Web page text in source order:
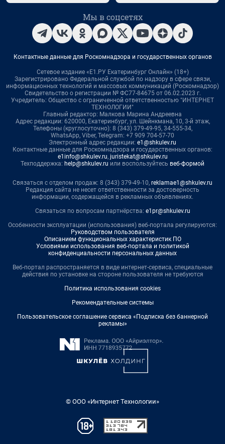
Мы в соцсетях
Контактные данные для Роскомнадзора и государственных органов
Сетевое издание «Е1.РУ Екатеринбург Онлайн» (18+)
Зарегистрировано Федеральной службой по надзору в сфере связи,
информационных технологий и массовых коммуникаций (Роскомнадзор)
Свидетельство о регистрации № ФС77-84675 от 06.02.2023 г.
Учредитель: Общество с ограниченной ответственностью "ИНТЕРНЕТ
ТЕХНОЛОГИИ"
Главный редактор: Малкова Марина Андреевна
Адрес редакции: 620000, Екатеринбург, ул. Шейнкмана, 10, 3-й этаж,
Телефоны (круглосуточно): 8 (343) 379-49-95, 34-555-34,
WhatsApp, Viber, Telegram: +7 909 704-57-70
Электронный адрес редакции: e1@shkulev.ru
Контактные данные для Роскомнадзора и государственных органов:
e1info@shkulev.ru, juristekat@shkulev.ru
Техподдержка: help@shkulev.ru или воспользуйтесь веб-формой
Связаться с отделом продаж: 8 (343) 379-49-10, reklamae1@shkulev.ru
Редакция сайта не несет ответственности за достоверность
информации, содержащейся в рекламных объявлениях.
Связаться по вопросам партнёрства: e1pr@shkulev.ru
Особенности эксплуатации (использования) веб-портала регулируются:
Руководством пользователя
Описанием функциональных характеристик ПО
Условиями использования веб-портала и политикой
конфиденциальности персональных данных
Веб-портал распространяется в виде интернет-сервиса, специальные
действия по установке на стороне пользователя не требуются
Политика использования cookies
Рекомендательные системы
Пользовательское соглашение сервиса «Подписка без баннерной
рекламы»
© ООО «Интернет Технологии»